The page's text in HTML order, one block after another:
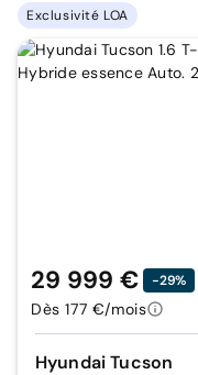
Exclusivité LOA
Hyundai Tucson
29 999 € -29%
Dès 177 €/mois